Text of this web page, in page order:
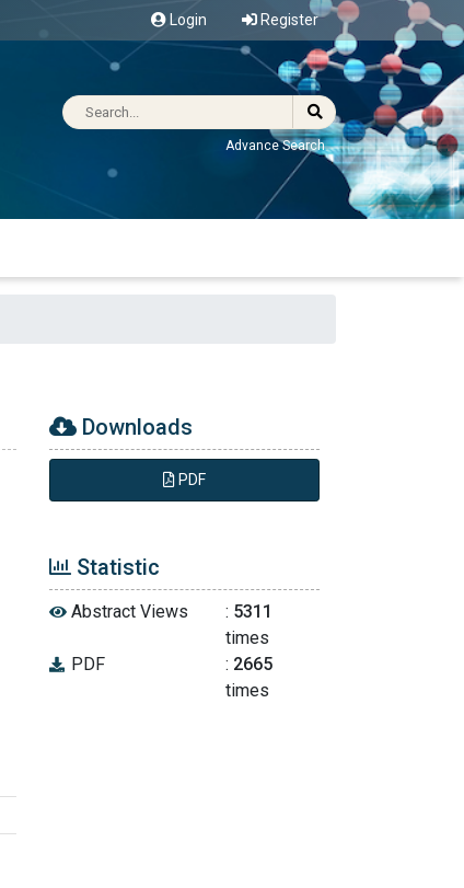
Login Register
Advance Search
Downloads
PDF
Statistic
Abstract Views : 5311
times
PDF
: 2665
times